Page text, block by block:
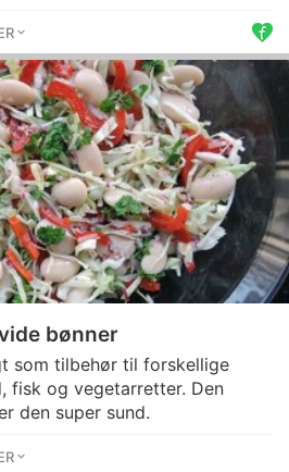
bønner
som tilbehør til forskellige
fisk og vegetarretter. Den
den super sund.